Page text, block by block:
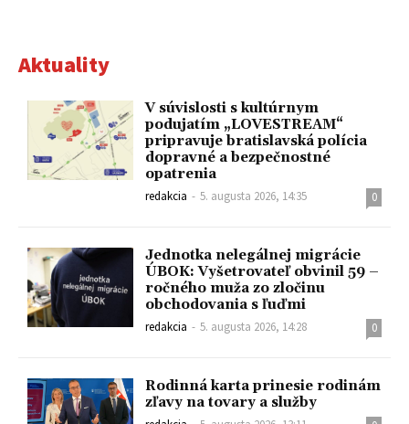
Aktuality
V súvislosti s kultúrnym
podujatím „LOVESTREAM“
pripravuje bratislavská polícia
dopravné a bezpečnostné
opatrenia
redakcia - 5. augusta 2026, 14:35 0
Jednotka nelegálnej migrácie
ÚBOK: Vyšetrovateľ obvinil 59 –
ročného muža zo zločinu
obchodovania s ľuďmi
redakcia - 5. augusta 2026, 14:28 0
Rodinná karta prinesie rodinám
zľavy na tovary a služby